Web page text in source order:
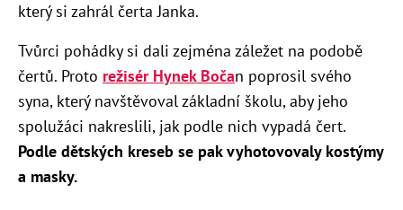
který si zahrál čerta Janka.
Tvůrci pohádky si dali zejména záležet na podobě
čertů. Proto režisér Hynek Bočan poprosil svého
syna, který navštěvoval základní školu, aby jeho
spolužáci nakreslili, jak podle nich vypadá čert.
Podle dětských kreseb se pak vyhotovovaly kostýmy
a masky.